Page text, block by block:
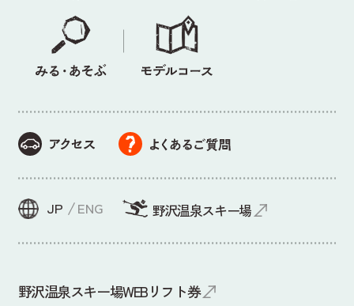
JP ENG 野沢温泉スキー場
野沢温泉スキー場WEBリフト券